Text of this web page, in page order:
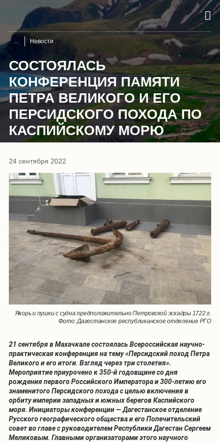
Новости
СОСТОЯЛАСЬ
КОНФЕРЕНЦИЯ ПАМЯТИ
ПЕТРА ВЕЛИКОГО И ЕГО
ПЕРСИДСКОГО ПОХОДА ПО
КАСПИЙСКОМУ МОРЮ
24 сентября 2022
Якорь и пушки с судна предположительно Петровской эскадры 1722 г.
Фото: Дагестанское республиканское отделение РГО
21 сентября в Махачкале состоялась Всероссийская научно-
практическая конференция на тему «Персидский поход Петра
Великого и его итоги. Взгляд через три столетия».
Мероприятие приурочено к 350-й годовщине со дня
рождения первого Российского Императора и 300-летию его
знаменитого Персидского похода с целью включения в
орбиту империи западных и южных берегов Каспийского
моря. Инициаторы конференции —Дагестанское отделение
Русского географического общества и его Попечительский
совет во главе с руководителем Республики Дагестан Сергеем
Меликовым. Главными организаторами этого научного